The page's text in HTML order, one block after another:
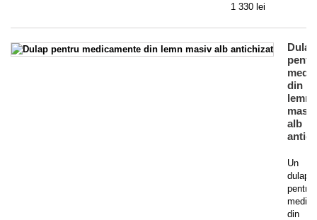
1 330 lei
Dulap
din
lemn
masiv
alb
Un
dulap
pentru
din